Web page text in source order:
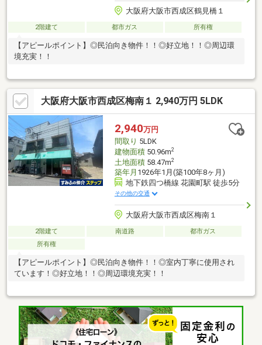
大阪府大阪市西成区鶴見橋１
2階建て 都市ガス 所有権
【アピールポイント】◎民泊向き物件！！◎好立地！！◎周辺環
境充実！！
大阪府大阪市西成区梅南１ 2,940万円 5LDK
2,940万円
間取り 5LDK
建物面積50.96m2
土地面積58.47m2
築年月 1926年1月(築100年8ヶ月)
地下鉄四つ橋線 花園町駅 徒歩5分
その他の交通
大阪府大阪市西成区梅南１
2階建て 南道路
都市ガス
所有権
【アピールポイント】◎民泊向き物件！！◎室内丁寧に使用され
ています！◎好立地！！◎周辺環境充実！！